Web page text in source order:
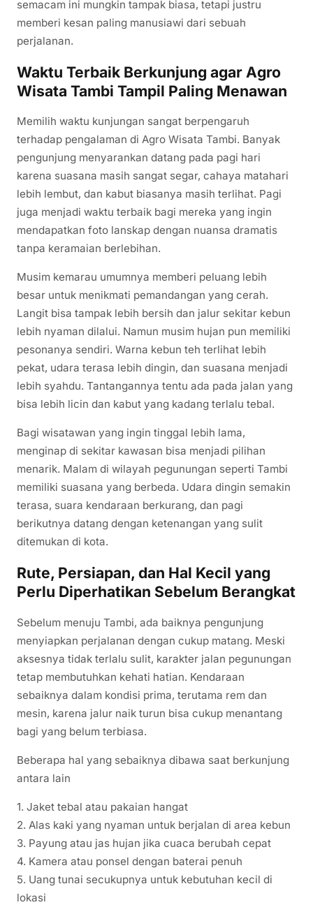
semacam ini mungkin tampak biasa, tetapi justru
memberi kesan paling manusiawi dari sebuah
perjalanan.
Waktu Terbaik Berkunjung agar Agro
Wisata Tambi Tampil Paling Menawan
Memilih waktu kunjungan sangat berpengaruh
terhadap pengalaman di Agro Wisata Tambi. Banyak
pengunjung menyarankan datang pada pagi hari
karena suasana masih sangat segar, cahaya matahari
lebih lembut, dan kabut biasanya masih terlihat. Pagi
juga menjadi waktu terbaik bagi mereka yang ingin
mendapatkan foto lanskap dengan nuansa dramatis
tanpa keramaian berlebihan.
Musim kemarau umumnya memberi peluang lebih
besar untuk menikmati pemandangan yang cerah.
Langit bisa tampak lebih bersih dan jalur sekitar kebun
lebih nyaman dilalui. Namun musim hujan pun memiliki
pesonanya sendiri. Warna kebun teh terlihat lebih
pekat, udara terasa lebih dingin, dan suasana menjadi
lebih syahdu. Tantangannya tentu ada pada jalan yang
bisa lebih licin dan kabut yang kadang terlalu tebal.
Bagi wisatawan yang ingin tinggal lebih lama,
menginap di sekitar kawasan bisa menjadi pilihan
menarik. Malam di wilayah pegunungan seperti Tambi
memiliki suasana yang berbeda. Udara dingin semakin
terasa, suara kendaraan berkurang, dan pagi
berikutnya datang dengan ketenangan yang sulit
ditemukan di kota.
Rute, Persiapan, dan Hal Kecil yang
Perlu Diperhatikan Sebelum Berangkat
Sebelum menuju Tambi, ada baiknya pengunjung
menyiapkan perjalanan dengan cukup matang. Meski
aksesnya tidak terlalu sulit, karakter jalan pegunungan
tetap membutuhkan kehati hatian. Kendaraan
sebaiknya dalam kondisi prima, terutama rem dan
mesin, karena jalur naik turun bisa cukup menantang
bagi yang belum terbiasa.
Beberapa hal yang sebaiknya dibawa saat berkunjung
antara lain
1. Jaket tebal atau pakaian hangat
2. Alas kaki yang nyaman untuk berjalan di area kebun
3. Payung atau jas hujan jika cuaca berubah cepat
4. Kamera atau ponsel dengan baterai penuh
5. Uang tunai secukupnya untuk kebutuhan kecil di
lokasi